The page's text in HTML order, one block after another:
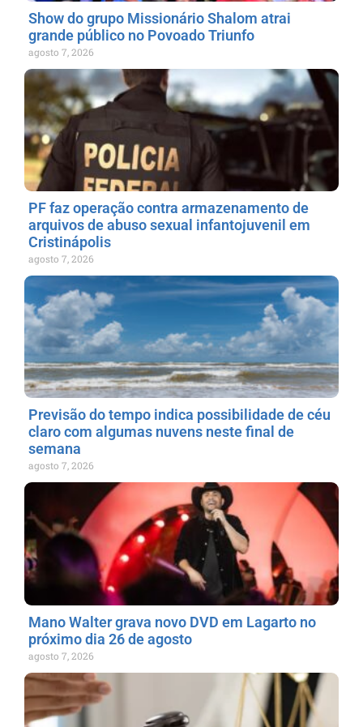
Show do grupo Missionário Shalom atrai
grande público no Povoado Triunfo
agosto 7, 2026
PF faz operação contra armazenamento de
arquivos de abuso sexual infantojuvenil em
Cristinápolis
agosto 7, 2026
Previsão do tempo indica possibilidade de céu
claro com algumas nuvens neste final de
semana
agosto 7, 2026
Mano Walter grava novo DVD em Lagarto no
próximo dia 26 de agosto
agosto 7, 2026